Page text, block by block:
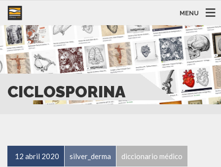
MENU
CICLOSPORINA
12 abril 2020 silver_derma diccionario médico